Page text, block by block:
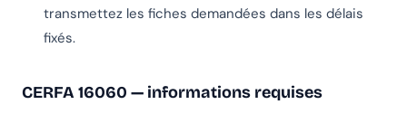
transmettez les fiches demandées dans les délais
fixés.
CERFA 16060 — informations requises